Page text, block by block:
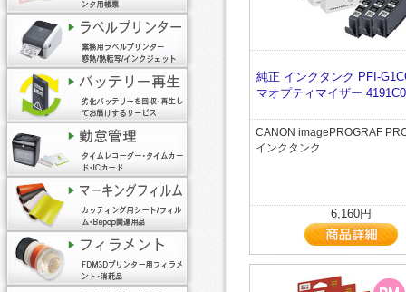
純正 インクタンク PFI-
マオプティマイザー
CANON imagePROGRAF
インクタンク
6,160円